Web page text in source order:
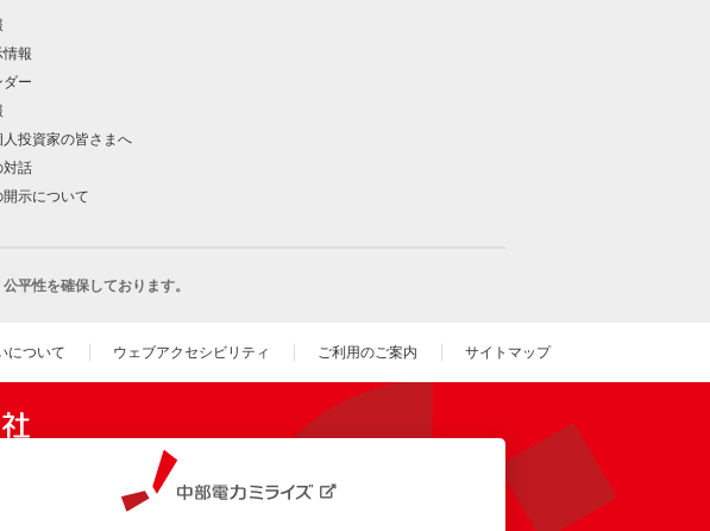
報
ダー
人投資家の皆さまへ
対話
開示について
平性を確保しております。
について ウェブアクセシビリティ ご利用のご案内 サイトマップ